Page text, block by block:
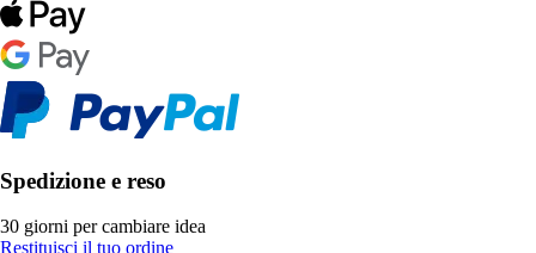
Spedizione e reso
30 giorni per cambiare idea
Restituisci il tuo ordine